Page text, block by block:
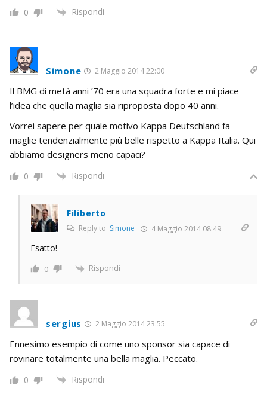
0 Rispondi
Simone 2 Maggio 2014 22:00
Il BMG di metà anni ’70 era una squadra forte e mi piace
l’idea che quella maglia sia riproposta dopo 40 anni.
Vorrei sapere per quale motivo Kappa Deutschland fa
maglie tendenzialmente più belle rispetto a Kappa Italia. Qui
abbiamo designers meno capaci?
0 Rispondi
Filiberto
Reply to Simone 4 Maggio 2014 08:49
Esatto!
0 Rispondi
sergius 2 Maggio 2014 23:55
Ennesimo esempio di come uno sponsor sia capace di
rovinare totalmente una bella maglia. Peccato.
0 Rispondi